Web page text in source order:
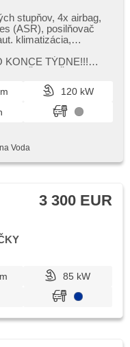
stupňov, 4x airbag,
(ASR), posilňovač
klimatizácia,
ski box, el. zrkadlá,
dostičiek, hmlové
tónované sklá,
KONCE TÝDNE!!!
MOTORŮ 1.8T...
120 kW
Voda
3 300 EUR
85 kW